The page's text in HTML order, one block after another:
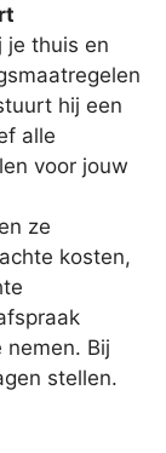
je thuis en
hij een
alle
voor jouw
ze
kosten,
Bij
stellen.